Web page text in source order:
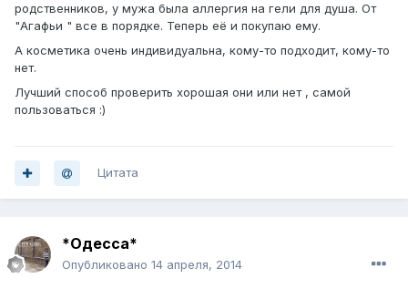
родственников, у мужа была аллергия на гели для душа. От
"Агафьи " все в порядке. Теперь её и покупаю ему.
А косметика очень индивидуальна, кому-то подходит, кому-то
нет.
Лучший способ проверить хорошая они или нет , самой
пользоваться :)
Цитата
*Одесса*
Опубликовано 14 апреля, 2014